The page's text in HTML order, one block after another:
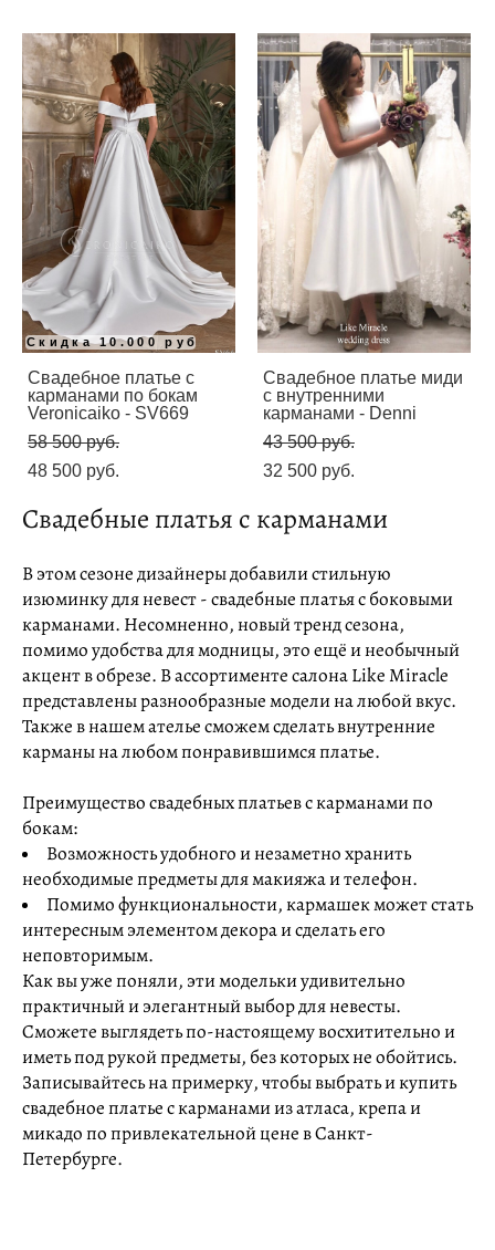
Скидка 10.000 руб
Свадебное платье с
карманами по бокам
Veronicaiko - SV669
58 500 pуб.
48 500 pуб.
Свадебное платье миди
с внутренними
карманами - Denni
43 500 pуб.
32 500 pуб.
Свадебные платья с карманами
В этом сезоне дизайнеры добавили стильную
изюминку для невест - свадебные платья с боковыми
карманами. Несомненно, новый тренд сезона,
помимо удобства для модницы, это ещё и необычный
акцент в обрезе. В ассортименте салона Like Miracle
представлены разнообразные модели на любой вкус.
Также в нашем ателье сможем сделать внутренние
карманы на любом понравившимся платье.
Преимущество свадебных платьев с карманами по
бокам:
Возможность удобного и незаметно хранить
необходимые предметы для макияжа и телефон.
Помимо функциональности, кармашек может стать
интересным элементом декора и сделать его
неповторимым.
Как вы уже поняли, эти модельки удивительно
практичный и элегантный выбор для невесты.
Сможете выглядеть по-настоящему восхитительно и
иметь под рукой предметы, без которых не обойтись.
Записывайтесь на примерку, чтобы выбрать и купить
свадебное платье с карманами из атласа, крепа и
микадо по привлекательной цене в Санкт-
Петербурге.